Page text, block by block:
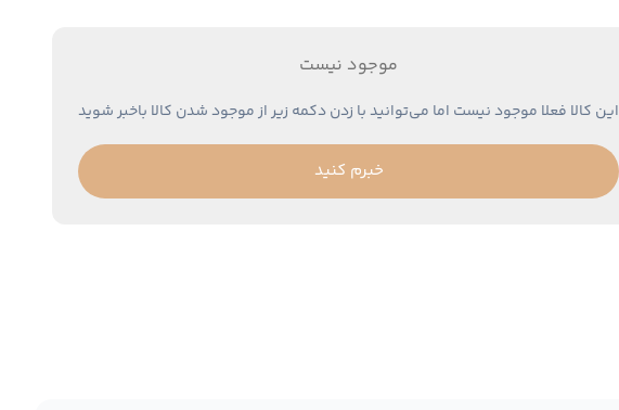
موجود نیست
این کالا فعلا موجود نیست اما می‌توانید با زدن دکمه زیر از موجود شدن کالا باخبر شوید
خبرم کنید